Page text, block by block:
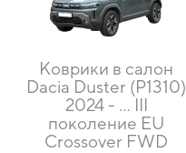
Коврики в салон
Dacia Duster (P1310)
2024 - ... III
поколение EU
Crossover FWD